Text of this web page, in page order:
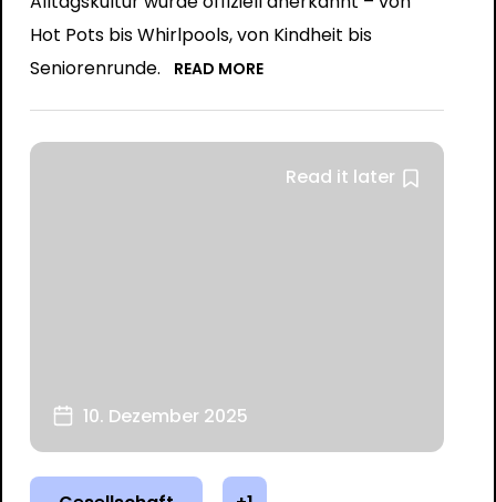
Hot Pots bis Whirlpools, von Kindheit bis
Seniorenrunde.
READ MORE
Read it later
10. Dezember 2025